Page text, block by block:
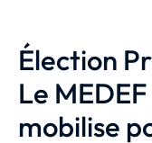
Élection
Le
mobilise